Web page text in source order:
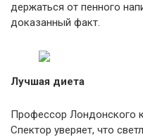
держаться от пенного
доказанный факт.
Лучшая диета
Профессор Лондонского
Спектор уверяет, что